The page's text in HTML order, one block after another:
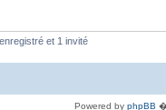
et 1 invité
Powered by phpBB �